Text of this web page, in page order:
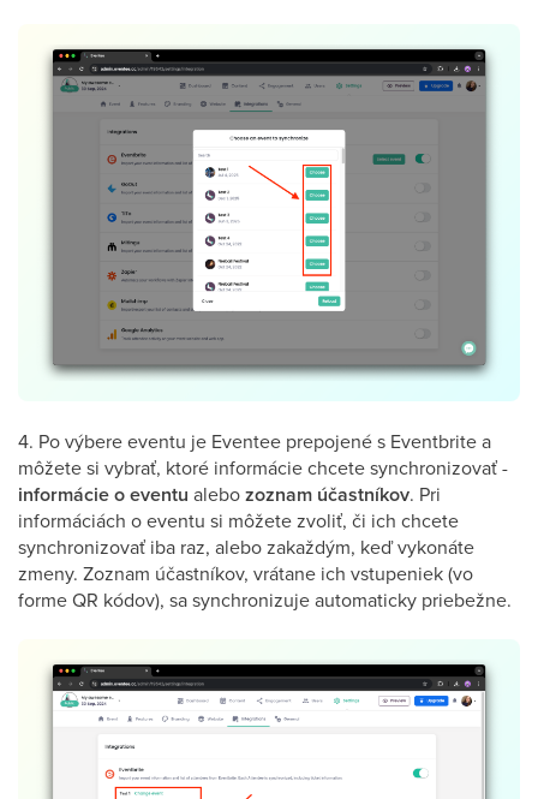
4. Po výbere eventu je Eventee prepojené s Eventbrite a
môžete si vybrať, ktoré informácie chcete synchronizovať -
informácie o eventu alebozoznam účastníkov. Pri
informáciách o eventu si môžete zvoliť, či ich chcete
synchronizovať iba raz, alebo zakaždým, keď vykonáte
zmeny. Zoznam účastníkov, vrátane ich vstupeniek (vo
forme QR kódov), sa synchronizuje automaticky priebežne.